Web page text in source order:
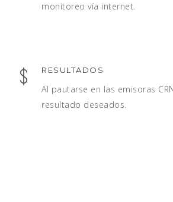
monitoreo vía internet.
RESULTADOS
Al pautarse en las emisoras
resultado deseados.